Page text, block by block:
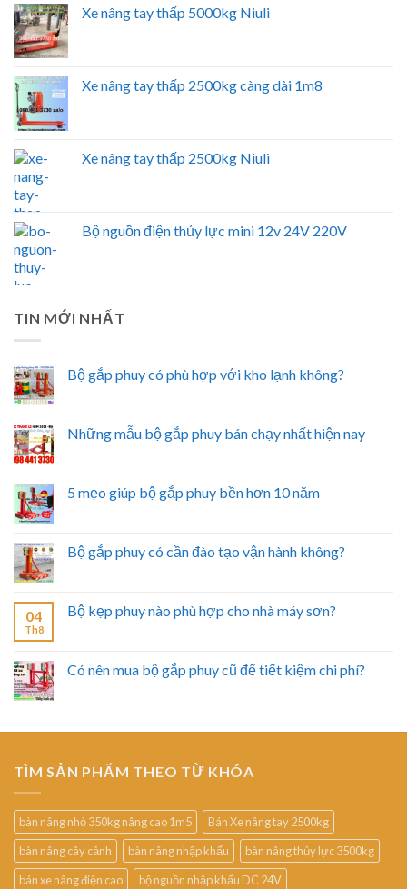
Xe nâng tay thấp 5000kg Niuli
Xe nâng tay thấp 2500kg càng dài 1m8
Xe nâng tay thấp 2500kg Niuli
Bộ nguồn điện thủy lực mini 12v 24V 220V
TIN MỚI NHẤT
Bộ gắp phuy có phù hợp với kho lạnh không?
Những mẫu bộ gắp phuy bán chạy nhất hiện nay
5 mẹo giúp bộ gắp phuy bền hơn 10 năm
Bộ gắp phuy có cần đào tạo vận hành không?
04
Th8
Bộ kẹp phuy nào phù hợp cho nhà máy sơn?
Có nên mua bộ gắp phuy cũ để tiết kiệm chi phí?
TÌM SẢN PHẨM THEO TỪ KHÓA
bàn nâng nhỏ 350kg nâng cao 1m5
Bán Xe nâng tay 2500kg
bàn nâng cây cảnh
bàn nâng nhập khẩu
bàn nâng thủy lực 3500kg
bán xe nâng điện cao
bộ nguồn nhập khẩu DC 24V